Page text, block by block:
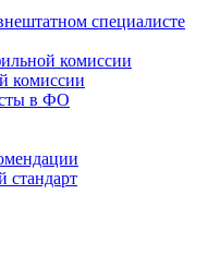
специалисте
комиссии
комиссии
в ФО
стандарт